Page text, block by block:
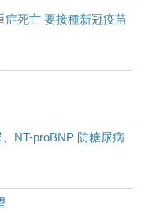
症死亡 要接種新冠疫苗
NT-proBNP 防糖尿病